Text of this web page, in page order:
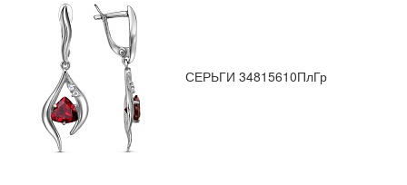
СЕРЬГИ 34815610ПлГр